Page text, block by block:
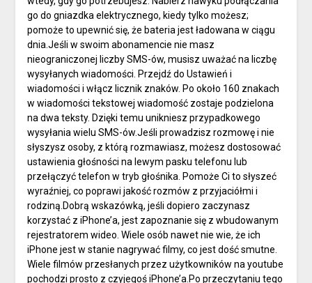
go do gniazdka elektrycznego, kiedy tylko możesz;
pomoże to upewnić się, że bateria jest ładowana w ciągu
dnia.Jeśli w swoim abonamencie nie masz
nieograniczonej liczby SMS-ów, musisz uważać na liczbę
wysyłanych wiadomości. Przejdź do Ustawień i
wiadomości i włącz licznik znaków. Po około 160 znakach
w wiadomości tekstowej wiadomość zostaje podzielona
na dwa teksty. Dzięki temu unikniesz przypadkowego
wysyłania wielu SMS-ów.Jeśli prowadzisz rozmowę i nie
słyszysz osoby, z którą rozmawiasz, możesz dostosować
ustawienia głośności na lewym pasku telefonu lub
przełączyć telefon w tryb głośnika. Pomoże Ci to słyszeć
wyraźniej, co poprawi jakość rozmów z przyjaciółmi i
rodziną.Dobrą wskazówką, jeśli dopiero zaczynasz
korzystać z iPhone’a, jest zapoznanie się z wbudowanym
rejestratorem wideo. Wiele osób nawet nie wie, że ich
iPhone jest w stanie nagrywać filmy, co jest dość smutne.
Wiele filmów przesłanych przez użytkowników na youtube
pochodzi prosto z czyjegoś iPhone’a.Po przeczytaniu tego